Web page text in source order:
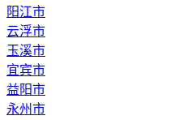
阳江市
云浮市
玉溪市
宜宾市
益阳市
永州市